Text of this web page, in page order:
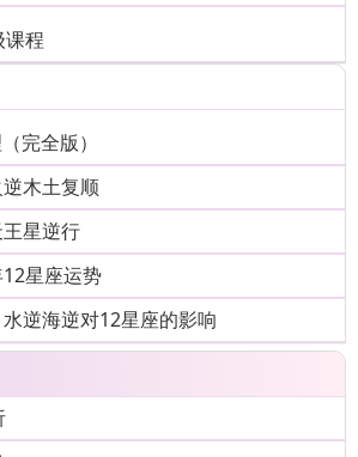
课程
完全版）
木土复顺
星逆行
星座运势
逆海逆对12星座的影响